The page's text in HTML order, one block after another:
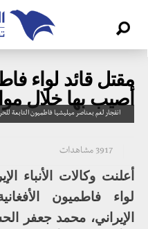
مقتل قائد لواء
أصيب بها خلال
انفجار لغم بعناصر ميليشيا فاطميون التابعة
3917 مشاهدات
أعلنت وكالات الأنباء
لواء فاطميون
الإيراني، محمد جعفر